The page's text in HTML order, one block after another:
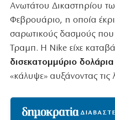
Ανωτάτου Δικαστηρίου
Φεβρουάριο, η οποία
σαρωτικούς δασμούς που
Τραμπ. Η Nike είχε
δισεκατομμύριο δολάρια
«κάλυψε» αυξάνοντας τις